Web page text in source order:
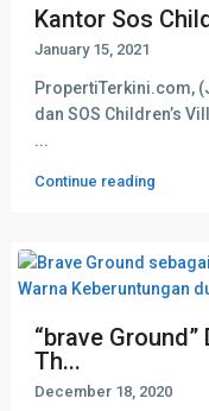
Kantor Sos
January 15, 2021
PropertiTerkini.com,
dan SOS Children’s
...
Continue reading
“brave
Th...
December 18, 2020